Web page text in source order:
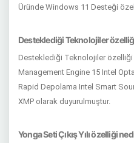
Üründe Windows 11 Desteği
Desteklediği Teknolojiler
Desteklediği Teknolojiler özelliği
Management Engine 15 Intel
Rapid Depolama Intel Smart
XMP olarak duyurulmuştur.
Yonga Seti Çıkış Yılı özelliği